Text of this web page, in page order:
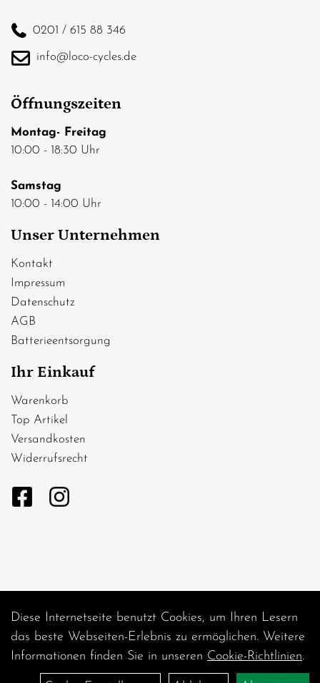
0201 / 615 88 346
info@loco-cycles.de
Öffnungszeiten
Montag- Freitag
10:00 - 18:30 Uhr
Samstag
10:00 - 14:00 Uhr
Unser Unternehmen
Kontakt
Impressum
Datenschutz
AGB
Batterieentsorgung
Ihr Einkauf
Warenkorb
Top Artikel
Versandkosten
Widerrufsrecht
Diese Internetseite benutzt Cookies, um Ihren Lesern
das beste Webseiten-Erlebnis zu ermöglichen. Weitere
Informationen finden Sie in unseren Cookie-Richtlinien.
Auftrag widerrufen